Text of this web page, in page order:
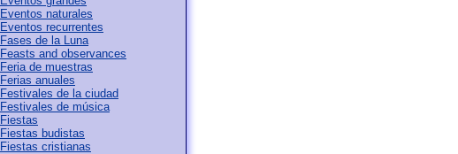
Eventos naturales
Eventos recurrentes
Fases de la Luna
Feasts and observances
Feria de muestras
Ferias anuales
Festivales de la ciudad
Festivales de música
Fiestas
Fiestas budistas
Fiestas cristianas